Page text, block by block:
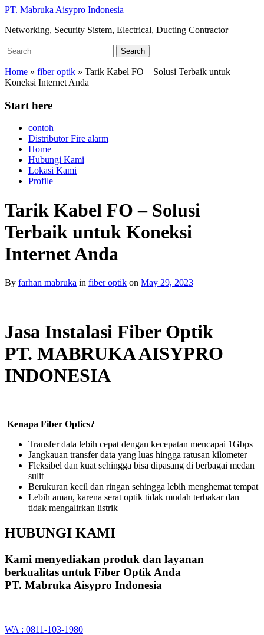
Skip
main
PT. Mabruka Aisypro Indonesia
Networking, Security Sistem, Electrical, Ducting Contractor
Search
for:
Search
Home » fiber optik » Tarik Kabel FO – Solusi Terbaik untuk
Koneksi Internet Anda
Start here
contoh
Distributor Fire alarm
Home
Hubungi Kami
Lokasi Kami
Profile
Tarik Kabel FO – Solusi
Terbaik untuk Koneksi
Internet Anda
By farhan mabruka in fiber optik on May 29, 2023
Jasa Instalasi Fiber Optik
PT. MABRUKA AISYPRO
INDONESIA
Kenapa Fiber Optics?
Transfer data lebih cepat dengan kecepatan mencapai 1Gbps
Jangkauan transfer data yang luas hingga ratusan kilometer
Fleksibel dan kuat sehingga bisa dipasang di berbagai medan
sulit
Berukuran kecil dan ringan sehingga lebih menghemat tempat
Lebih aman, karena serat optik tidak mudah terbakar dan
tidak mengalirkan listrik
HUBUNGI KAMI
Kami menyediakan produk dan layanan
berkualitas untuk Fiber Optik Anda
PT. Mabruka Aisypro Indonesia
WA : 0811-103-1980